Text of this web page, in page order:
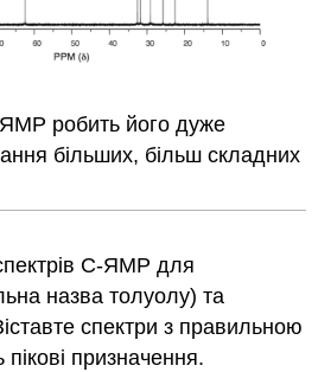
робить його дуже
більших, більш складних
C-ЯМР для
назва толуолу) та
спектри з правильною
пікові призначення.